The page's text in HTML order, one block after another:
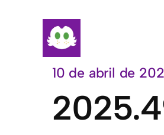
conteúdo10 de abril de